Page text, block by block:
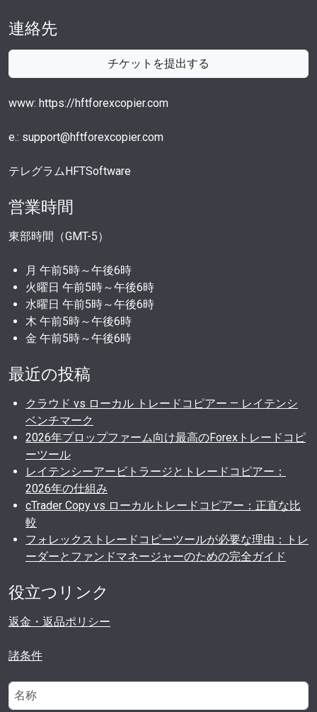
連絡先
チケットを提出する
www: https://hftforexcopier.com
e.: support@hftforexcopier.com
テレグラムHFTSoftware
営業時間
東部時間（GMT-5）
月 午前5時～午後6時
火曜日 午前5時～午後6時
水曜日 午前5時～午後6時
木 午前5時～午後6時
金 午前5時～午後6時
最近の投稿
クラウド vs ローカル トレードコピアー — レイテンシ
ベンチマーク
2026年プロップファーム向け最高のForexトレードコピ
ーツール
レイテンシーアービトラージとトレードコピアー：
2026年の仕組み
cTrader Copy vs ローカルトレードコピアー：正直な比
較
フォレックストレードコピーツールが必要な理由：トレ
ーダーとファンドマネージャーのための完全ガイド
役立つリンク
返金・返品ポリシー
諸条件